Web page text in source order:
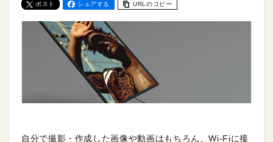
ポスト シェアする URLのコピー
自分で撮影・作成した画像や動画はもちろん、Wi-Fiに接